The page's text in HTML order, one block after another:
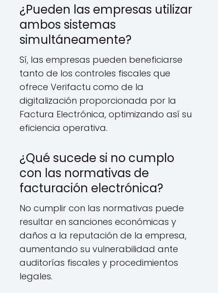
¿Pueden las empresas utilizar
ambos sistemas
simultáneamente?
Sí, las empresas pueden beneficiarse
tanto de los controles fiscales que
ofrece Verifactu como de la
digitalización proporcionada por la
Factura Electrónica, optimizando así su
eficiencia operativa.
¿Qué sucede si no cumplo
con las normativas de
facturación electrónica?
No cumplir con las normativas puede
resultar en sanciones económicas y
daños a la reputación de la empresa,
aumentando su vulnerabilidad ante
auditorías fiscales y procedimientos
legales.